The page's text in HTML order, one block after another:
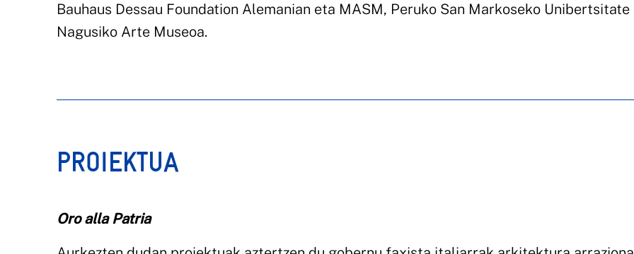
Bauhaus Dessau Foundation Alemanian eta MASM, Peruko San Markoseko Unibertsitate
Nagusiko Arte Museoa.
PROIEKTUA
Oro alla Patria